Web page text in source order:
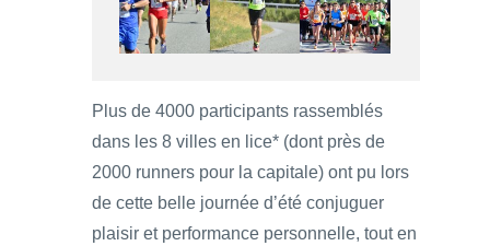
Plus de 4000 participants rassemblés
dans les 8 villes en lice* (dont près de
2000 runners pour la capitale) ont pu lors
de cette belle journée d’été conjuguer
plaisir et performance personnelle, tout en